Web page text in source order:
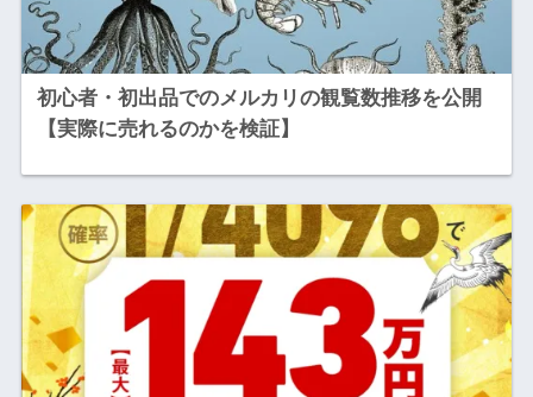
初心者・初出品でのメルカリの観覧数推移を公開
【実際に売れるのかを検証】